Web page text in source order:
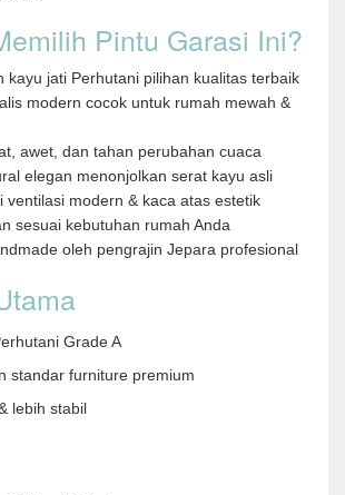
Pintu Garasi Ini?
kayu jati Perhutani pilihan kualitas terbaik
modern cocok untuk rumah mewah &
awet, dan tahan perubahan cuaca
elegan menonjolkan serat kayu asli
ventilasi modern & kaca atas estetik
sesuai kebutuhan rumah Anda
oleh pengrajin Jepara profesional
Grade A
standar furniture premium
lebih stabil